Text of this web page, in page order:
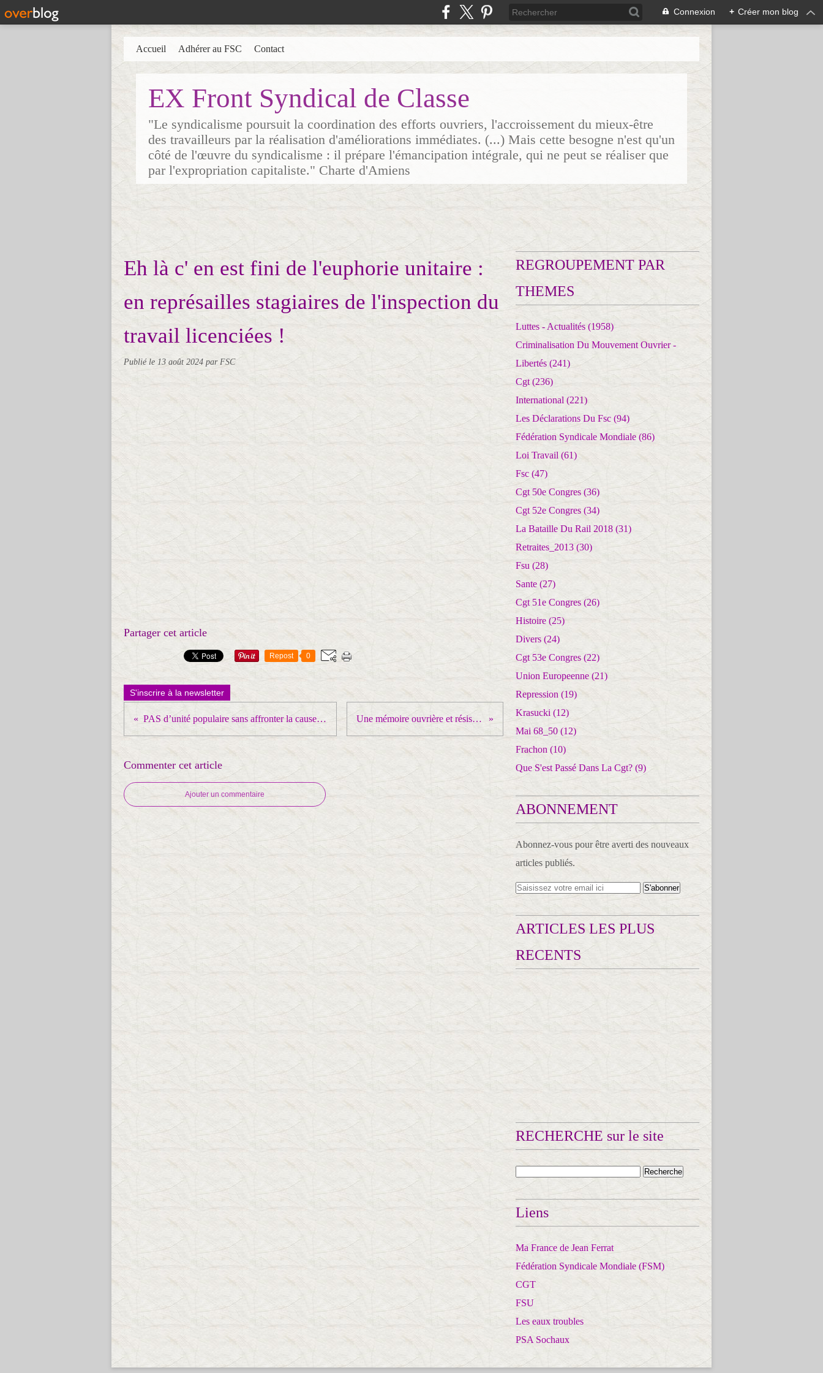
Connexion + Créer mon blog
EX Front Syndical de Classe
"Le syndicalisme poursuit la coordination des efforts ouvriers, l'accroissement du mieux-être
des travailleurs par la réalisation d'améliorations immédiates. (...) Mais cette besogne n'est qu'un
côté de l'œuvre du syndicalisme : il prépare l'émancipation intégrale, qui ne peut se réaliser que
par l'expropriation capitaliste." Charte d'Amiens
Accueil Adhérer au FSC Contact
Eh là c' en est fini de l'euphorie unitaire :
en représailles stagiaires de l'inspection du
travail licenciées !
Publié le 13 août 2024 par FSC
Partager cet article
Repost 0
S'inscrire à la newsletter
PAS d’unité populaire sans affronter la cause profonde des inégalités Une mémoire ouvrière et résistante ... qui gêne !
Commenter cet article
Ajouter un commentaire
REGROUPEMENT PAR
THEMES
Luttes - Actualités (1958)
Criminalisation Du Mouvement Ouvrier -
Libertés (241)
Cgt (236)
International (221)
Les Déclarations Du Fsc (94)
Fédération Syndicale Mondiale (86)
Loi Travail (61)
Fsc (47)
Cgt 50e Congres (36)
Cgt 52e Congres (34)
La Bataille Du Rail 2018 (31)
Retraites_2013 (30)
Fsu (28)
Sante (27)
Cgt 51e Congres (26)
Histoire (25)
Divers (24)
Cgt 53e Congres (22)
Union Europeenne (21)
Repression (19)
Krasucki (12)
Mai 68_50 (12)
Frachon (10)
Que S'est Passé Dans La Cgt? (9)
ABONNEMENT
Abonnez-vous pour être averti des nouveaux
articles publiés.
ARTICLES LES PLUS
RECENTS
RECHERCHE sur le site
Liens
Ma France de Jean Ferrat
Fédération Syndicale Mondiale (FSM)
CGT
FSU
Les eaux troubles
PSA Sochaux